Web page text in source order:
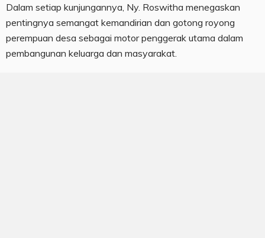
Dalam setiap kunjungannya, Ny. Roswitha menegaskan
pentingnya semangat kemandirian dan gotong royong
perempuan desa sebagai motor penggerak utama dalam
pembangunan keluarga dan masyarakat.